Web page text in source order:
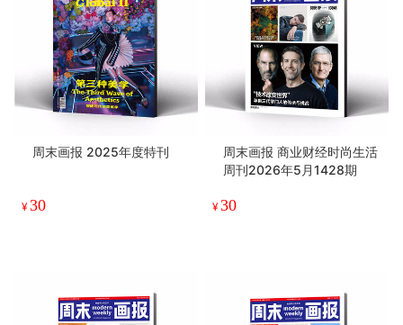
周末画报 2025年度特刊
¥30
周末画报 商业财经时尚生活
周刊2026年5月1428期
¥30